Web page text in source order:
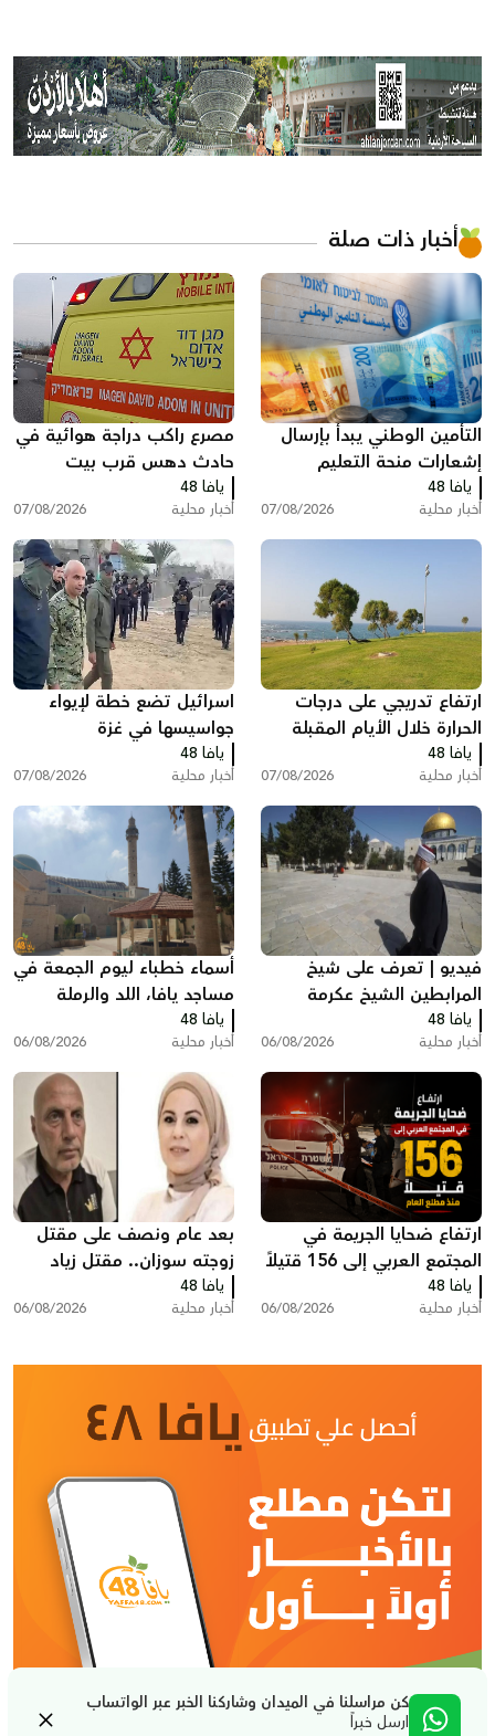
كن مراسلنا في الميدان وشاركنا الخبر عبر الواتساب
ارسل خبراً
أخبار ذات صلة
التأمين الوطني يبدأ بإرسال
إشعارات منحة التعليم
يافا 48
أخبار محلية 07/08/2026
مصرع راكب دراجة هوائية في
حادث دهس قرب بيت
شيمش
يافا 48
أخبار محلية 07/08/2026
ارتفاع تدريجي على درجات
الحرارة خلال الأيام المقبلة
يافا 48
أخبار محلية 07/08/2026
اسرائيل تضع خطة لإيواء
جواسيسها في غزة
يافا 48
أخبار محلية 07/08/2026
فيديو | تعرف على شيخ
المرابطين الشيخ عكرمة
صبري
يافا 48
أخبار محلية 06/08/2026
أسماء خطباء ليوم الجمعة في
مساجد يافا، اللد والرملة
يافا 48
أخبار محلية 06/08/2026
ارتفاع ضحايا الجريمة في
المجتمع العربي إلى 156 قتيلاً
منذ مطلع العام
يافا 48
أخبار محلية 06/08/2026
بعد عام ونصف على مقتل
زوجته سوزان.. مقتل زياد
بشارة من الطيرة في الطيبة
يافا 48
أخبار محلية 06/08/2026